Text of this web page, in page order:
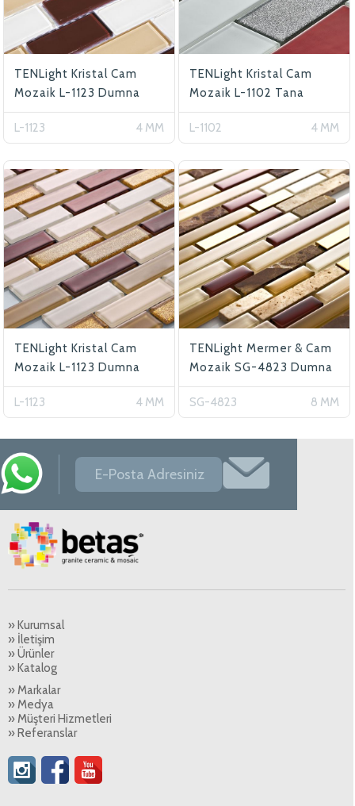
TENLight Kristal Cam
Mozaik L-1123 Dumna
L-1123 4 MM
TENLight Kristal Cam
Mozaik L-1102 Tana
L-1102 4 MM
TENLight Kristal Cam
Mozaik L-1123 Dumna
Star
L-1123
4 MM
TENLight Mermer & Cam
Mozaik SG-4823 Dumna
SG-4823 8 MM
» Kurumsal
» İletişim
» Ürünler
» Katalog
» Markalar
» Medya
» Müşteri Hizmetleri
» Referanslar